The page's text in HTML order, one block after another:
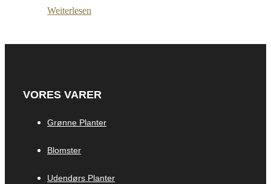
Weiterlesen
VORES VARER
Grønne Planter
Blomster
Udendørs Planter